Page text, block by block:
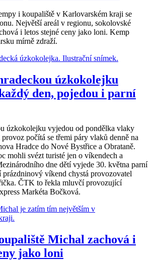
i koupaliště v Karlovarském kraji se
Největší areál v regionu, sokolovské
i letos stejné ceny jako loni. Kemp
mírně zdraží.
úzkokolejku
den, pojedou i parní
úzkokolejku vyjedou od pondělka vlaky
počítá se třemi páry vlaků denně na
Hradce do Nové Bystřice a Obrataně.
mohli svézt turisté jen o víkendech a
dne dětí vyjede 30. května parní
víkend chystá provozovatel
ČTK to řekla mluvčí provozující
Markéta Bočková.
Michal zachová i
jako loni